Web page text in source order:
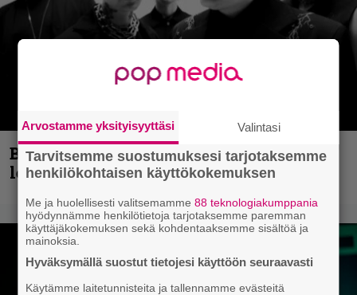
Blind Channel aktivoituu jälleen uuden
levyn ja jäähallikeikan merkeissä
Arvostamme yksityisyyttäsi Valintasi
Tarvitsemme suostumuksesi tarjotaksemme
henkilökohtaisen käyttökokemuksen
Me ja huolellisesti valitsemamme88 teknologiakumppania
hyödynnämme henkilötietoja tarjotaksemme paremman
käyttäjäkokemuksen sekä kohdentaaksemme sisältöä ja
mainoksia.
Hyväksymällä suostut tietojesi käyttöön seuraavasti
Käytämme laitetunnisteita ja tallennamme evästeitä